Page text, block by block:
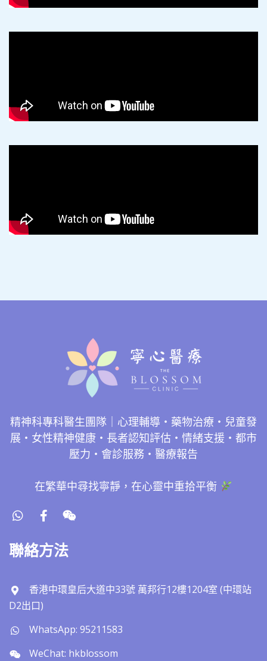
精神科專科醫生團隊｜心理輔導・藥物治療・兒童發
展・女性精神健康・長者認知評估・情緒支援・都市
壓力・會診服務・醫療報告
在繁華中尋找寧靜，在心靈中重拾平衡
聯絡方法
香港中環皇后大道中33號 萬邦行12樓1204室 (中環站
D2出口)
WhatsApp: 95211583
WeChat: hkblossom